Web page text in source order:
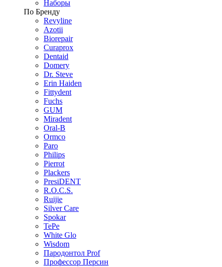
Наборы
По Бренду
Revyline
Azotii
Biorepair
Curaprox
Dentaid
Domery
Dr. Steve
Erin Haiden
Fittydent
Fuchs
GUM
Miradent
Oral-B
Ormco
Paro
Philips
Pierrot
Plackers
PresiDENT
R.O.C.S.
Ruijie
Silver Care
Spokar
TePe
White Glo
Wisdom
Пародонтол Prof
Профессор Персин